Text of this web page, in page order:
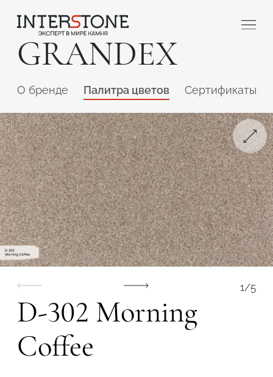
GRANDEX
O бренде Палитра цветов Сертификаты
1/5
D-302 Morning
Coffee
Ваша сфера деятельности
Обработчик Дизайнер